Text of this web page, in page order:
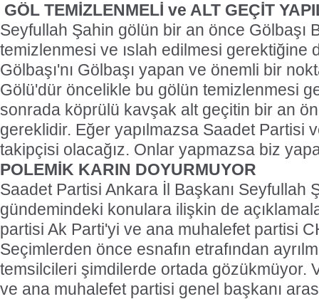
GÖL TEMİZLENMELİ ve ALT GEÇİT
Seyfullah Şahin gölün bir an önce Gölbaşı
temizlenmesi ve ıslah edilmesi gerektiğine
Gölbaşı'nı Gölbaşı yapan ve önemli bir
Gölü'dür öncelikle bu gölün temizlenmesi
sonrada köprülü kavşak alt geçitin bir an
gereklidir. Eğer yapılmazsa Saadet Partisi
takipçisi olacağız. Onlar yapmazsa biz
POLEMİK KARIN DOYURMUYOR
Saadet Partisi Ankara İl Başkanı Seyfullah
gündemindeki konulara ilişkin de
partisi Ak Parti'yi ve ana muhalefet partisi
Seçimlerden önce esnafın etrafından
temsilcileri şimdilerde ortada gözükmüyor.
ve ana muhalefet partisi genel başkanı